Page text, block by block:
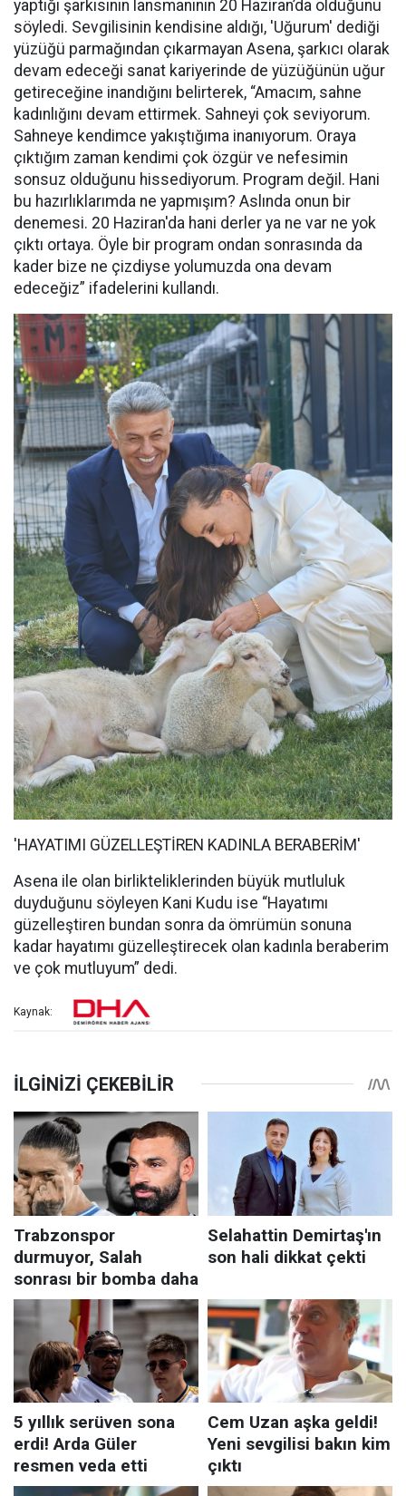
yaptığı şarkısının lansmanının 20 Haziran’da olduğunu
söyledi. Sevgilisinin kendisine aldığı, 'Uğurum' dediği
yüzüğü parmağından çıkarmayan Asena, şarkıcı olarak
devam edeceği sanat kariyerinde de yüzüğünün uğur
getireceğine inandığını belirterek, “Amacım, sahne
kadınlığını devam ettirmek. Sahneyi çok seviyorum.
Sahneye kendimce yakıştığıma inanıyorum. Oraya
çıktığım zaman kendimi çok özgür ve nefesimin
sonsuz olduğunu hissediyorum. Program değil. Hani
bu hazırlıklarımda ne yapmışım? Aslında onun bir
denemesi. 20 Haziran'da hani derler ya ne var ne yok
çıktı ortaya. Öyle bir program ondan sonrasında da
kader bize ne çizdiyse yolumuzda ona devam
edeceğiz” ifadelerini kullandı.
'HAYATIMI GÜZELLEŞTİREN KADINLA BERABERİM'
Asena ile olan birlikteliklerinden büyük mutluluk
duyduğunu söyleyen Kani Kudu ise “Hayatımı
güzelleştiren bundan sonra da ömrümün sonuna
kadar hayatımı güzelleştirecek olan kadınla beraberim
ve çok mutluyum” dedi.
Kaynak: